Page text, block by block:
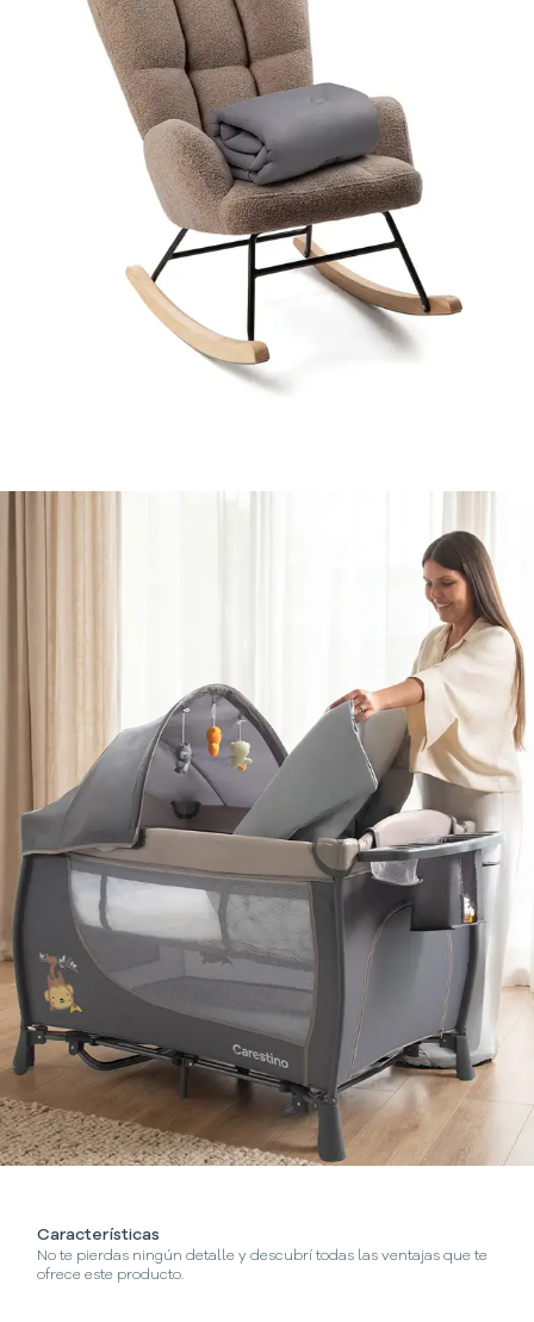
Características
No te pierdas ningún detalle y descubrí todas las ventajas que te
ofrece este producto.